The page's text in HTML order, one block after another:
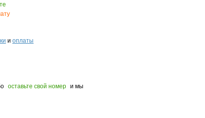
и оплаты
оставьте свой номер и мы